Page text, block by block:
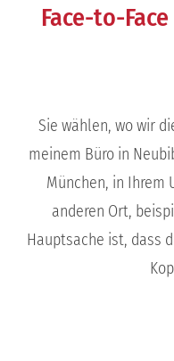
Face-to-
Sie wählen, wo wir
meinem Büro in
München, in Ihrem
anderen Ort,
Hauptsache ist, dass